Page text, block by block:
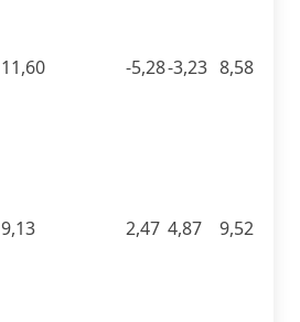
11,60 -5,28-3,23 8,58
9,13 2,47 4,87 9,52